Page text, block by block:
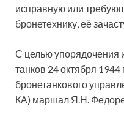
исправную или
бронетехнику, её
С целью упорядочения
танков 24 октября
бронетанкового
КА) маршал Я.Н.